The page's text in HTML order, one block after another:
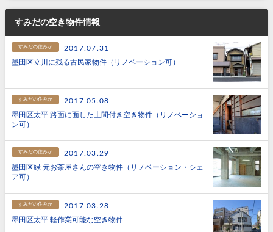
すみだの空き物件情報
すみだの住みか
2017.07.31
墨田区立川に残る古民家物件（リノベーション可）
すみだの住みか
2017.05.08
墨田区太平 路面に面した土間付き空き物件（リノベーショ
ン可）
すみだの住みか
2017.03.29
墨田区緑 元お茶屋さんの空き物件（リノベーション・シェ
ア可）
すみだの住みか
2017.03.28
墨田区太平 軽作業可能な空き物件